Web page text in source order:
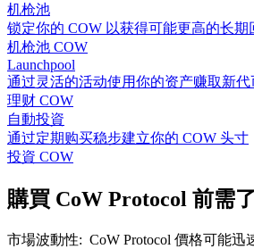
机枪池
锁定你的 COW 以获得可能更高的长期
机枪池 COW
Launchpool
通过灵活的活动使用你的资产赚取新代
理财 COW
自動投資
通过定期购买稳步建立你的 COW 头寸
投資 COW
購買 CoW Protocol 前需
市場波動性: CoW Protocol 價格可能